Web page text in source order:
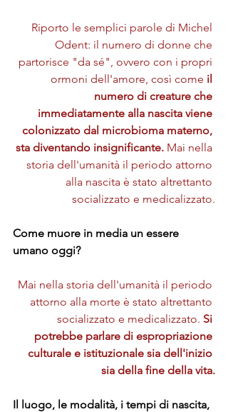
Riporto le semplici parole di Michel
Odent: il numero di donne che
partorisce "da sé", ovvero con i propri
ormoni dell'amore, così come il
numero di creature che
immediatamente alla nascita viene
colonizzato dal microbioma materno,
sta diventando insignificante. Mai nella
storia dell'umanità il periodo attorno
alla nascita è stato altrettanto
socializzato e medicalizzato.
Come muore in media un essere
umano oggi?
Mai nella storia dell'umanità il periodo
attorno alla morte è stato altrettanto
socializzato e medicalizzato. Si
potrebbe parlare di espropriazione
culturale e istituzionale sia dell'inizio
sia della fine della vita.
Il luogo, le modalità, i tempi di nascita,